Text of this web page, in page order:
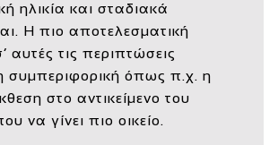
ηλικία και σταδιακά
Η πιο αποτελεσματική
αυτές τις περιπτώσεις
συμπεριφορική όπως π.χ. η
στο αντικείμενο του
να γίνει πιο οικείο.